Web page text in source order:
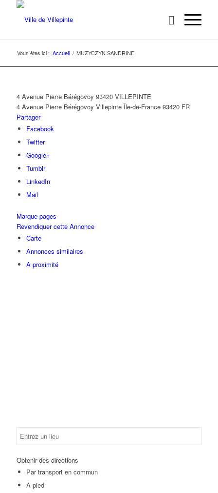
Vous êtes ici : Accueil / MUZYCZYN SANDRINE
4 Avenue Pierre Bérégovoy 93420 VILLEPINTE
4 Avenue Pierre Bérégovoy Villepinte Île-de-France 93420 FR
Partager
Facebook
Twitter
Google+
Tumblr
LinkedIn
Mail
Marque-pages
Revendiquer cette Annonce
Carte
Annonces similaires
A proximité
Obtenir des directions
Par transport en commun
A pied